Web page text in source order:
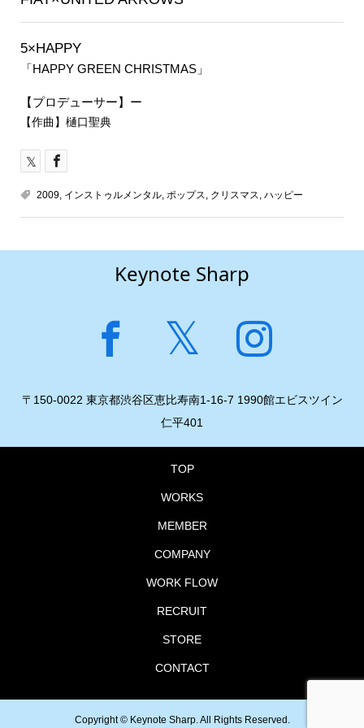
5×HAPPY
「HAPPY GREEN CHRISTMAS」
【プロデューサー】ー
【作曲】樋口聖典
2009, インストゥルメンタル, ポップス, クリスマス, ハッピー
Keynote Sharp
〒150-0022 東京都渋谷区恵比寿南1-16-7 1990館エビスツイン
仁平401
TOP
WORKS
MEMBER
COMPANY
WORK FLOW
RECRUIT
STORE
CONTACT
Copyright ©Keynote Sharp. All Rights Reserved.